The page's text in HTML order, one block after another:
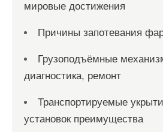
мировые достижения
Причины запотевания
Грузоподъёмные
диагностика, ремонт
Транспортируемые
установок преимущества